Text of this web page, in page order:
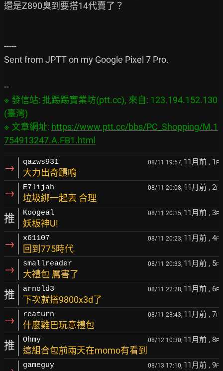
還是Z890臭到要搭14代賣了？
-----
Sent from JPTT on my Google Pixel 7 Pro.
※ 發信站: 批踢踢實業坊(ptt.cc), 來自: 123.194.152.130
(臺灣)
※ 文章網址: https://www.ptt.cc/bbs/PC_Shopping/M.1
754913247.A.FB1.html
→ qazws931 08/11 19:57, 11月前 , 1 F
大力出奇蹟唷
→ E7lijah 08/11 20:08, 11月前 , 2F
垃圾綁一起丟 合理
推 Koogeal 08/11 20:15, 11月前 , 3F
妖板神U!
→ x61107 08/11 20:23, 11月前 , 4F
回到775時代
→ smallreader 08/11 20:33, 11月前 , 5F
大禮包 厲害了
推 arnold3 08/11 22:28, 11月前 , 6F
下次就搭9800x3d了
→ reaturn 08/11 23:43, 11月前 , 7F
什麼雞巴玩意禮包
推 Ohmy 08/12 10:30, 11月前 , 8F
這組合包前兩天在momo有看到
gameguy 08/13 17:10, 11月前 , 9F